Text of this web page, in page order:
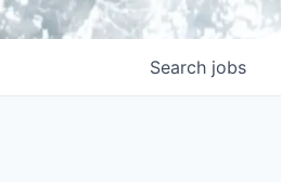
Search jobs